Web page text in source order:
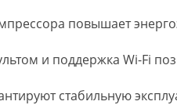
повышает
и поддержка Wi-Fi
стабильную